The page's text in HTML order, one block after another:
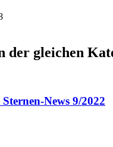
der gleichen
News 9/2022